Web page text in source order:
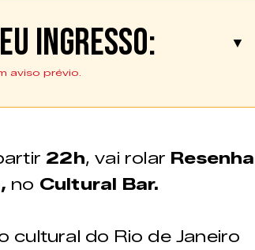
ingresso: ▼
aviso prévio.
22h, vai rolar Resenha
no Cultural Bar.
cultural do Rio de Janeiro